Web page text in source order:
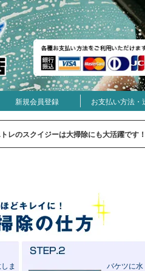
新規会員登録 お支払い方法・
レのスクイジーは大掃除にも大活躍です
ま
バケツに